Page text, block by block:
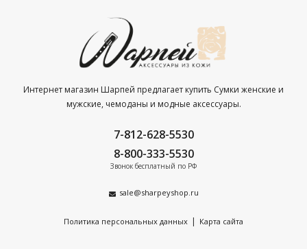
Интернет магазин Шарпей предлагает купить Сумки женские и
мужские, чемоданы и модные аксессуары.
7-812-628-5530
8-800-333-5530
Звонок бесплатный по РФ
sale@sharpeyshop.ru
Политика персональных данных | Карта сайта